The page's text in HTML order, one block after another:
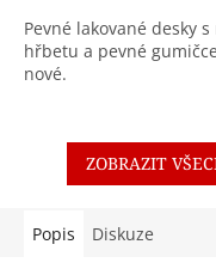
Pevné lakované desky
hřbetu a pevné
nové.
ZOBRAZIT
Popis Diskuze